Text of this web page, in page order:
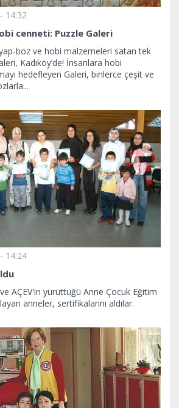
14:32
cenneti: Puzzle Galeri
boz ve hobi malzemeleri satan tek
Kadıköy’de! İnsanlara hobi
hedefleyen Galeri, binlerce çeşit ve
14:24
AÇEV'in yürüttüğü Anne Çocuk Eğitim
anneler, sertifikalarını aldılar.